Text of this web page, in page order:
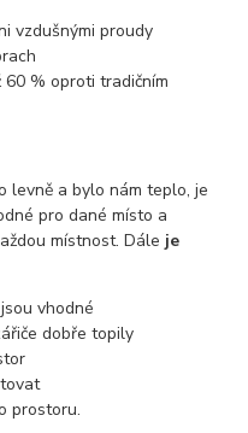
vzdušnými proudy
% oproti tradičním
levně a bylo nám teplo, je
pro dané místo a
místnost. Dále je
vhodné
dobře topily
prostoru.